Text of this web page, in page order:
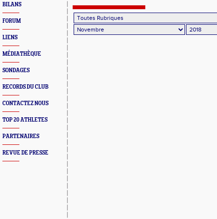
BILANS
FORUM
LIENS
MÉDIATHÈQUE
SONDAGES
RECORDS DU CLUB
CONTACTEZ NOUS
TOP 20 ATHLETES
PARTENAIRES
REVUE DE PRESSE